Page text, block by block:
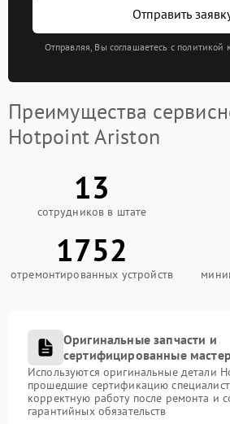
Отправить
Отправляя, Вы соглашаетесь с политикой
Преимущества
Hotpoint Ariston
13
сотрудников в штате
1752
отремонтированных устройств
Оригинальные запчасти и
сертифицированные
Используются оригинальные детали
прошедшие сертификацию
корректную работу после ремонта и
гарантийных обязательств